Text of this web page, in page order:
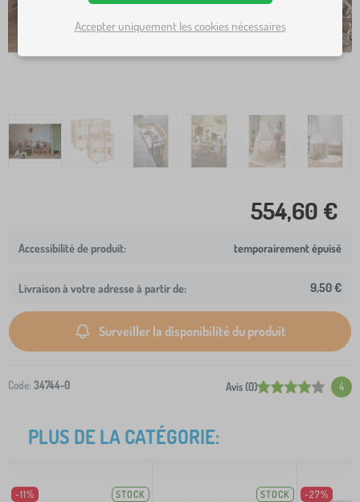
554,60 €
temporairement épuisé
Livraison à votre adresse à partir de: 9,50 €
Surveiller la disponibilité du produit
Code: 34744-0 Avis (0) 4
PLUS DE LA CATÉGORIE:
-11% STOCK STOCK -27%
Accepter uniquement les cookies nécessaires